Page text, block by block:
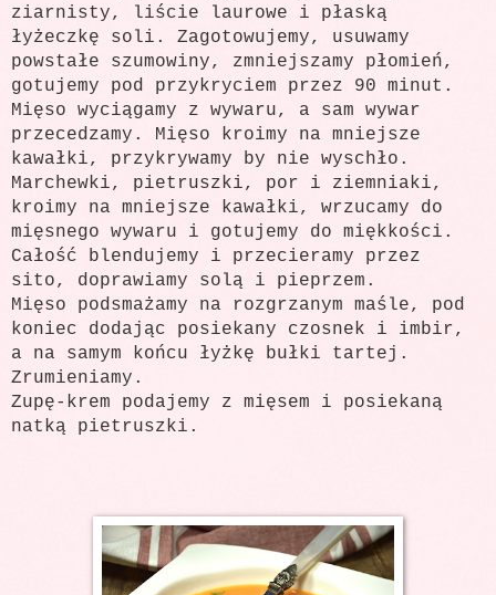
ziarnisty, liście laurowe i płaską
łyżeczkę soli. Zagotowujemy, usuwamy
powstałe szumowiny, zmniejszamy płomień,
gotujemy pod przykryciem przez 90 minut.
Mięso wyciągamy z wywaru, a sam wywar
przecedzamy. Mięso kroimy na mniejsze
kawałki, przykrywamy by nie wyschło.
Marchewki, pietruszki, por i ziemniaki,
kroimy na mniejsze kawałki, wrzucamy do
mięsnego wywaru i gotujemy do miękkości.
Całość blendujemy i przecieramy przez
sito, doprawiamy solą i pieprzem.
Mięso podsmażamy na rozgrzanym maśle, pod
koniec dodając posiekany czosnek i imbir,
a na samym końcu łyżkę bułki tartej.
Zrumieniamy.
Zupę-krem podajemy z mięsem i posiekaną
natką pietruszki.